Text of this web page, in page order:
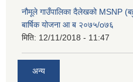
नौमूले गाउँपालिका दैलेखको MSNP
बार्षिक योजना आ ब २०७५/o७६
मिति: 12/11/2018 - 11:47
अन्य